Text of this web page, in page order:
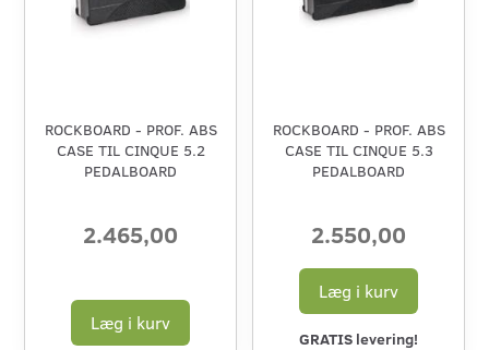
ROCKBOARD - PROF. ABS
CASE TIL CINQUE 5.2
PEDALBOARD
2.465,00
Læg i kurv
ROCKBOARD - PROF. ABS
CASE TIL CINQUE 5.3
PEDALBOARD
2.550,00
Læg i kurv
GRATIS levering!